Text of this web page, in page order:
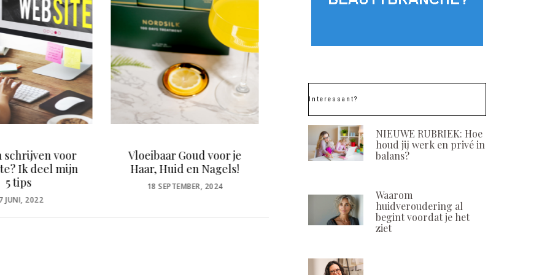
Goud voor je
Huid en Nagels!
SEPTEMBER, 2024
Doe jij de intake altijd
even netjes?
POSTED
2 MAART, 2023
Vrouwen in (Peri)
ON
Interessant?
NIEUWE RUBRIEK: Hoe
houd jij werk en privé in
balans?
Waarom
huidveroudering al
begint voordat je het
ziet